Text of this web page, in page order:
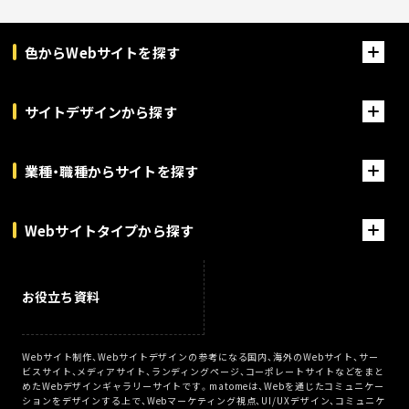
色からWebサイトを探す
サイトデザインから探す
業種・職種からサイトを探す
Webサイトタイプから探す
お役立ち資料
Webサイト制作、Webサイトデザインの参考になる国内、海外のWebサイト、サー
ビスサイト、メディアサイト、ランディングページ、コーポレートサイトなどをまと
めたWebデザインギャラリーサイトです。matomeは、Webを通じたコミュニケー
ションをデザインする上で、Webマーケティング視点、UI/UXデザイン、コミュニケ